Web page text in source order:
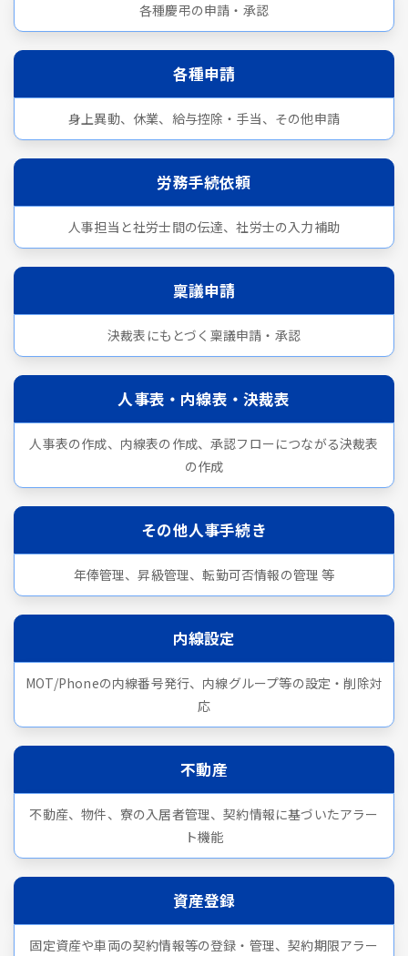
各種慶弔の申請・承認
各種申請
身上異動、休業、給与控除・手当、その他申請
労務手続依頼
人事担当と社労士間の伝達、社労士の入力補助
稟議申請
決裁表にもとづく稟議申請・承認
人事表・内線表・決裁表
人事表の作成、内線表の作成、承認フローにつながる決裁表
の作成
その他人事手続き
年俸管理、昇級管理、転勤可否情報の管理 等
内線設定
MOT/Phoneの内線番号発行、内線グループ等の設定・削除対
応
不動産
不動産、物件、寮の入居者管理、契約情報に基づいたアラー
ト機能
資産登録
固定資産や車両の契約情報等の登録・管理、契約期限アラー